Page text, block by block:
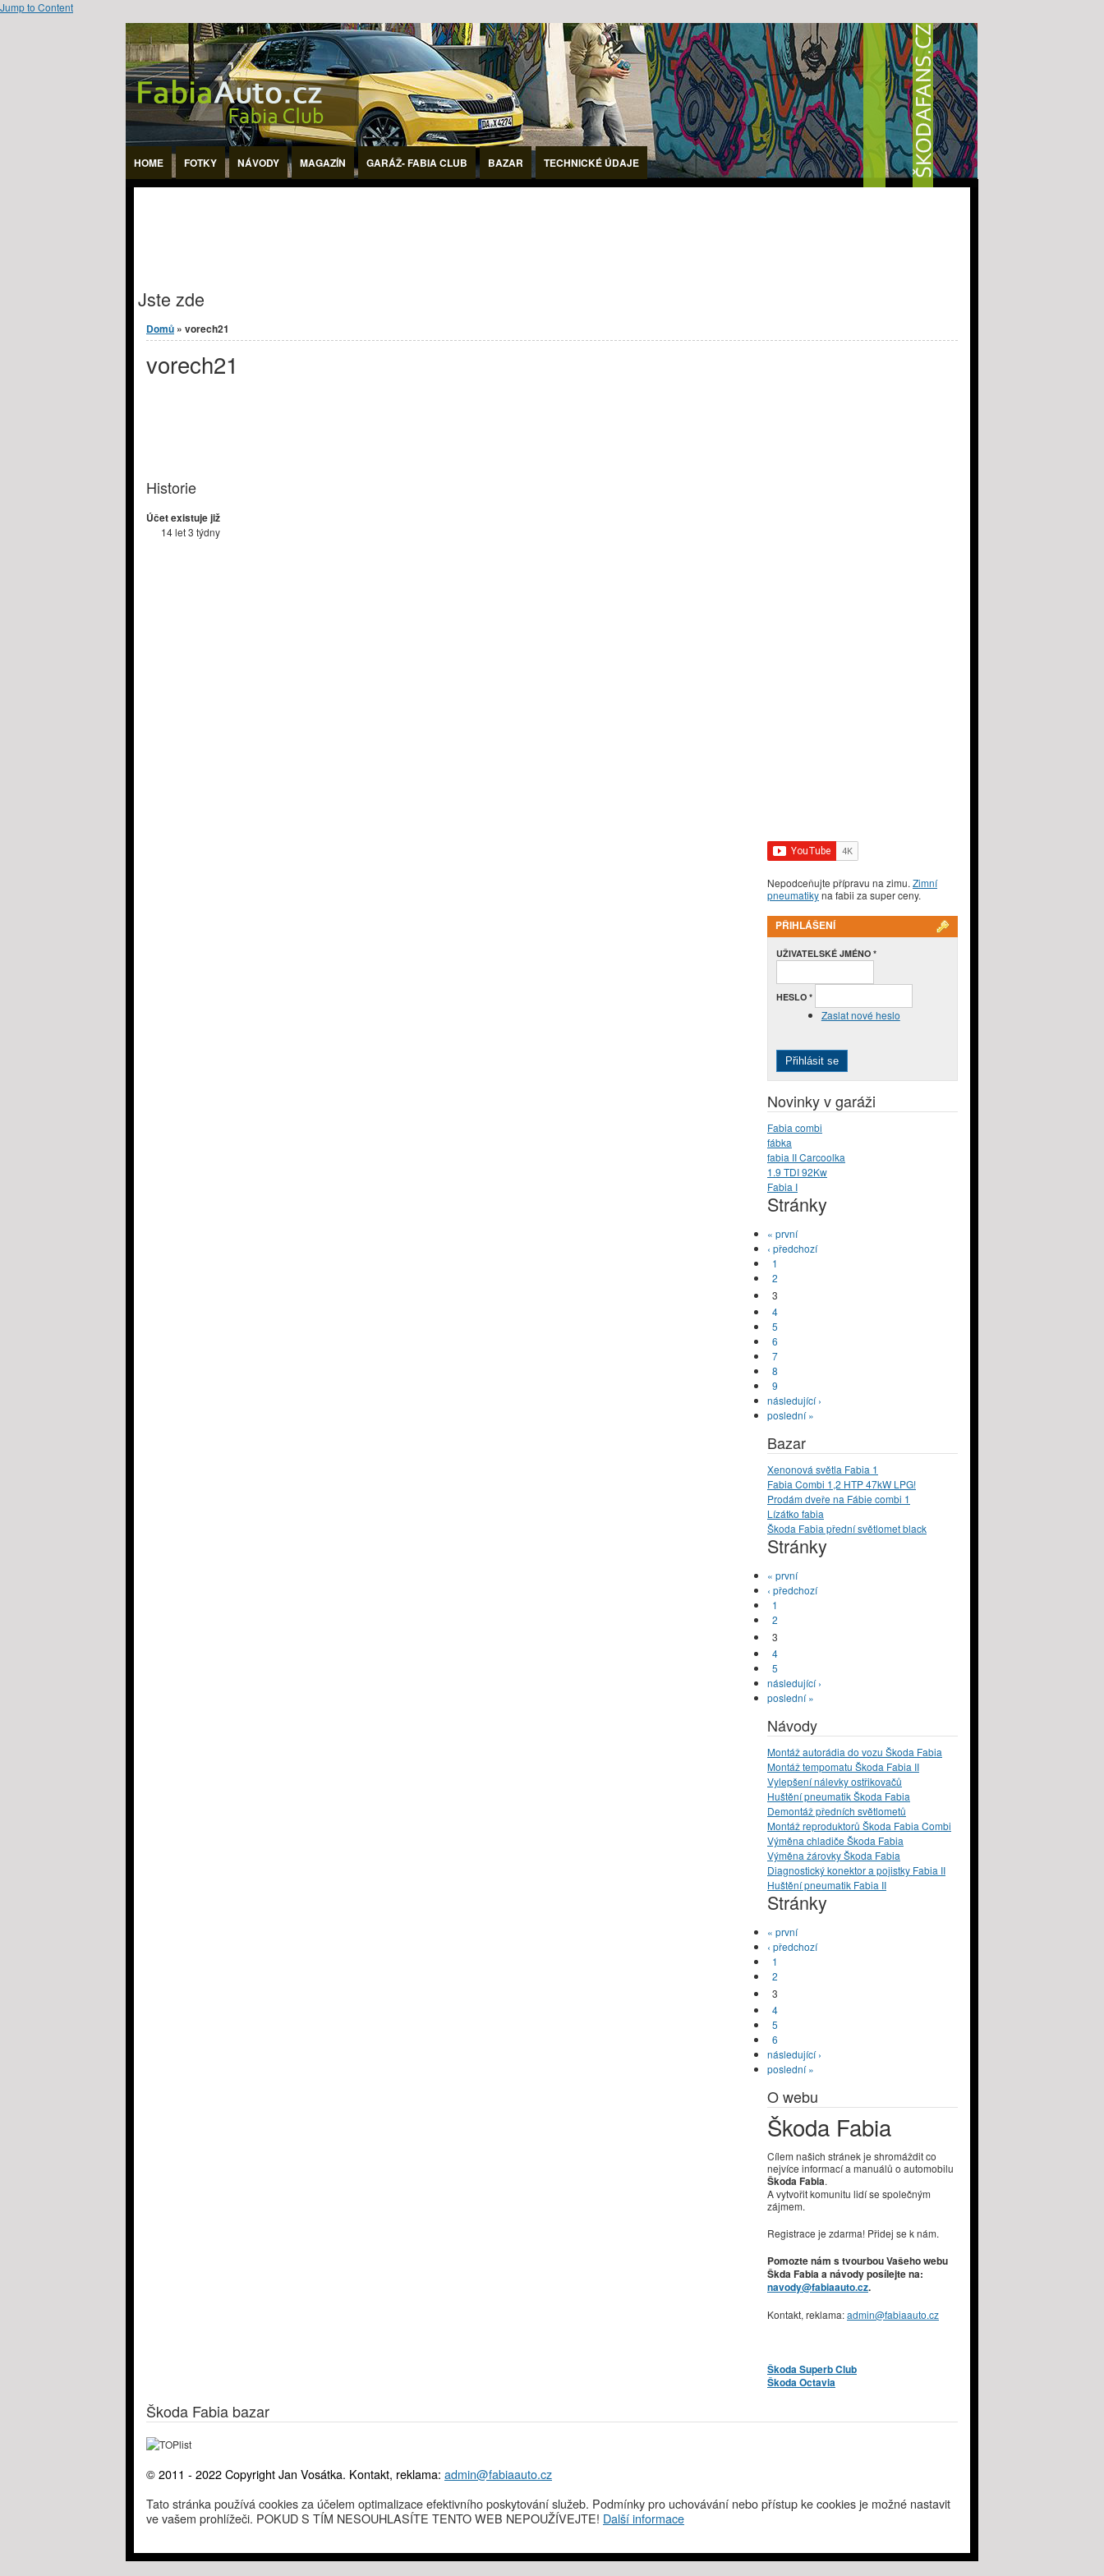
Jump to Content
HOME FOTKY NÁVODY MAGAZÍN GARÁŽ- FABIA CLUB BAZAR TECHNICKÉ ÚDAJE
Jste zde
Domů » vorech21
vorech21
Historie
Účet existuje již
14 let 3 týdny
Nepodceňujte přípravu na zimu. Zimní
pneumatikyna fabii za super ceny.
PŘIHLÁŠENÍ
UŽIVATELSKÉ JMÉNO *
HESLO *
Zaslat nové heslo
Novinky v garáži
Fabia combi
fábka
fabia II Carcoolka
1.9 TDI 92Kw
Fabia I
Stránky
« první
‹ předchozí
1
2
3
4
5
6
7
8
9
následující ›
poslední »
Bazar
Xenonová světla Fabia 1
Fabia Combi 1,2 HTP 47kW LPG!
Prodám dveře na Fábie combi 1
Lízátko fabia
Škoda Fabia přední světlomet black
Stránky
« první
‹ předchozí
1
2
3
4
5
následující ›
poslední »
Návody
Montáž autorádia do vozu Škoda Fabia
Montáž tempomatu Škoda Fabia II
Vylepšení nálevky ostřikovačů
Huštění pneumatik Škoda Fabia
Demontáž předních světlometů
Montáž reproduktorů Škoda Fabia Combi
Výměna chladiče Škoda Fabia
Výměna žárovky Škoda Fabia
Diagnostický konektor a pojistky Fabia II
Huštění pneumatik Fabia II
Stránky
« první
‹ předchozí
1
2
3
4
5
6
následující ›
poslední »
O webu
Škoda Fabia
Cílem našich stránek je shromáždit co
nejvíce informací a manuálů o automobilu
Škoda Fabia.
A vytvořit komunitu lidí se společným
zájmem.
Registrace je zdarma! Přidej se k nám.
Pomozte nám s tvourbou Vašeho webu
Škda Fabia a návody posílejte na:
navody@fabiaauto.cz.
Kontakt, reklama:admin@fabiaauto.cz
Škoda Superb Club
Škoda Octavia
Škoda Fabia bazar
© 2011 - 2022 Copyright Jan Vosátka. Kontakt, reklama: admin@fabiaauto.cz
Tato stránka používá cookies za účelem optimalizace efektivního poskytování služeb. Podmínky pro uchovávání nebo přístup ke cookies je možné nastavit
ve vašem prohlížeči. POKUD S TÍM NESOUHLASÍTE TENTO WEB NEPOUŽÍVEJTE! Další informace